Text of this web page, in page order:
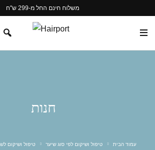
משלוח חינם החל מ-299 ש"ח
חנות
עמוד הבית טיפול ושיקום לפי סוג שיער טיפול ושיקום